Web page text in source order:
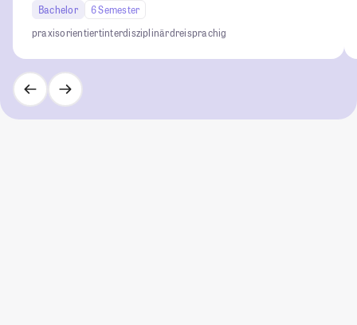
Bachelor
6 Semester
praxisorientiertinterdisziplinärdreisprachig